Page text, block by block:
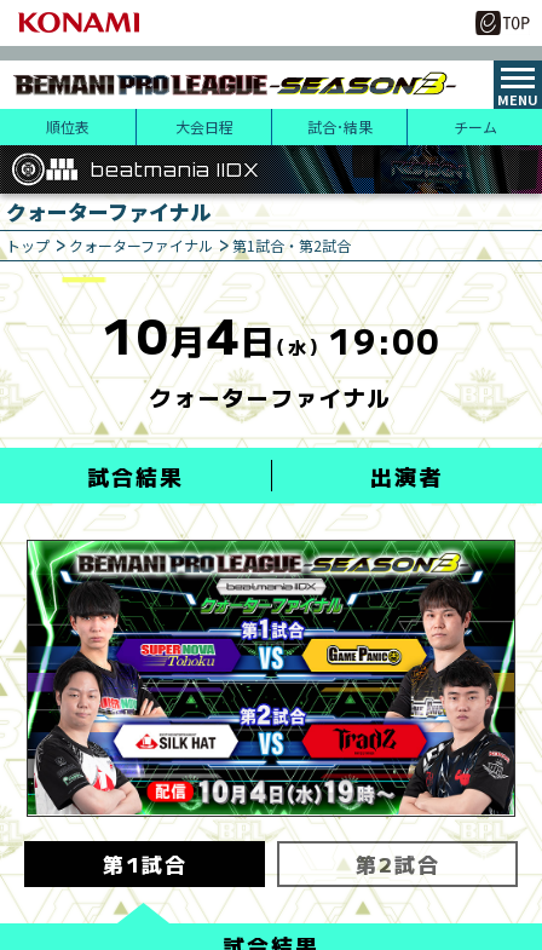
順位表 大会日程 試合･結果
beatmania IIDX
レギュラーステージ
（ファーストステージ）
レギュラーステージ
（セカンドステージ） 決勝トーナメント
10 月 14日(土)
チーム
beatmania IIDX
beatmania IIDX
クォーターファイナル
トップ クォーターファイナル 第1試合・第2試合
10月4日（水） 19:00
クォーターファイナル
試合結果 出演者
第1試合 第2試合